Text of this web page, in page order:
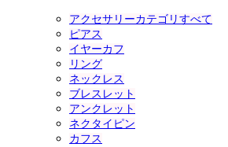
アクセサリーカテゴリすべて
ピアス
イヤーカフ
リング
ネックレス
ブレスレット
アンクレット
ネクタイピン
カフス